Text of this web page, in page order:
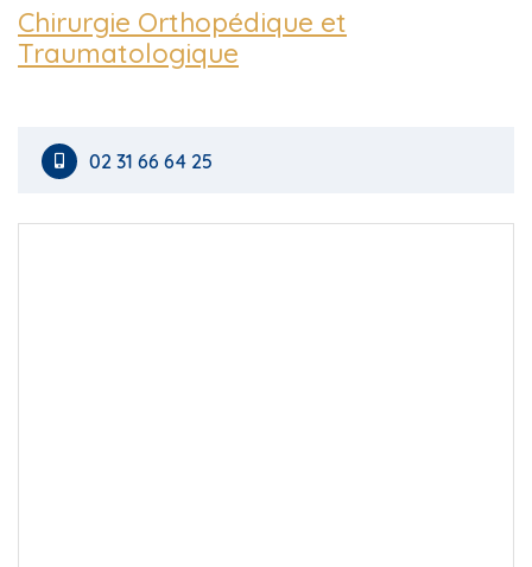
Chirurgie Orthopédique et
Traumatologique
02 31 66 64 25